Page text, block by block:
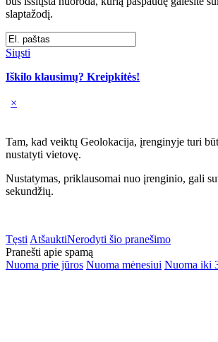
slaptažodį.
Siųsti
Iškilo klausimų? Kreipkitės!
×
Tam, kad veiktų Geolokacija, įrenginyje turi
nustatyti vietovę.
Nustatymas, priklausomai nuo įrenginio, gali
sekundžių.
Tęsti AtšauktiNerodyti šio pranešimo
Pranešti apie spamą
Nuoma prie jūros Nuoma mėnesiui Nuoma iki